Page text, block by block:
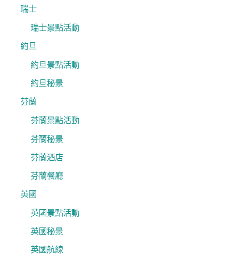
瑞士
瑞士景點活動
約旦
約旦景點活動
約旦秘景
芬蘭
芬蘭景點活動
芬蘭秘景
芬蘭酒店
芬蘭餐廳
英國
英國景點活動
英國秘景
英國航線